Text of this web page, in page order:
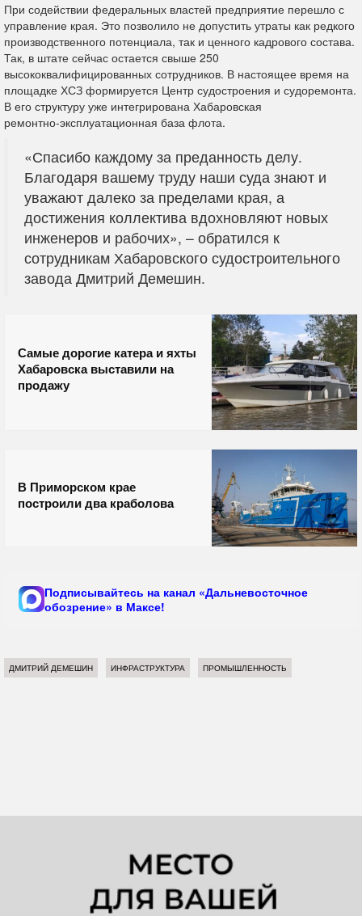
При содействии федеральных властей предприятие перешло с
управление края. Это позволило не допустить утраты как редкого
производственного потенциала, так и ценного кадрового состава.
Так, в штате сейчас остается свыше 250
высококвалифицированных сотрудников. В настоящее время на
площадке ХСЗ формируется Центр судостроения и судоремонта.
В его структуру уже интегрирована Хабаровская
ремонтно‑эксплуатационная база флота.
«Спасибо каждому за преданность делу.
Благодаря вашему труду наши суда знают и
уважают далеко за пределами края, а
достижения коллектива вдохновляют новых
инженеров и рабочих», – обратился к
сотрудникам Хабаровского судостроительного
завода Дмитрий Демешин.
Самые дорогие катера и яхты
Хабаровска выставили на
продажу
В Приморском крае
построили два краболова
Подписывайтесь на канал «Дальневосточное
обозрение» в Максе!
ДМИТРИЙ ДЕМЕШИН ИНФРАСТРУКТУРА ПРОМЫШЛЕННОСТЬ